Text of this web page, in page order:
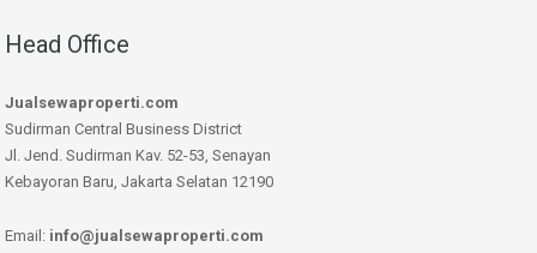
Head Office
Jualsewaproperti.com
Sudirman Central Business District
Jl. Jend. Sudirman Kav. 52-53, Senayan
Kebayoran Baru, Jakarta Selatan 12190
Email: info@jualsewaproperti.com